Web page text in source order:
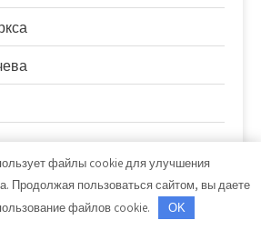
гостиница
файлы cookie для улучшения
Продолжая пользоваться сайтом, вы даете
файлов cookie.
OK